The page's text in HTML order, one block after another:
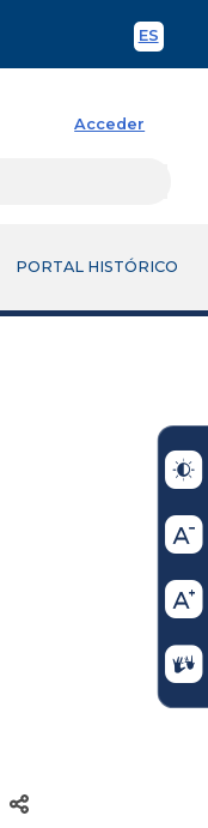
ES
Acceder
PORTAL HISTÓRICO